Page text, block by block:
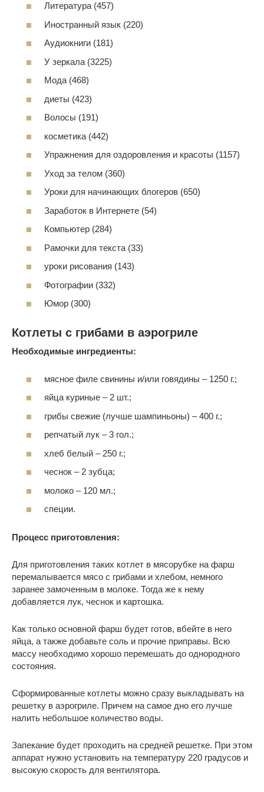
Литература (457)
Иностранный язык (220)
Аудиокниги (181)
У зеркала (3225)
Мода (468)
диеты (423)
Волосы (191)
косметика (442)
Упражнения для оздоровления и красоты (1157)
Уход за телом (360)
Уроки для начинающих блогеров (650)
Заработок в Интернете (54)
Компьютер (284)
Рамочки для текста (33)
уроки рисования (143)
Фотографии (332)
Юмор (300)
Котлеты с грибами в аэрогриле
Необходимые ингредиенты:
мясное филе свинины и/или говядины – 1250 г.;
яйца куриные – 2 шт.;
грибы свежие (лучше шампиньоны) – 400 г.;
репчатый лук – 3 гол.;
хлеб белый – 250 г.;
чеснок – 2 зубца;
молоко – 120 мл.;
специи.
Процесс приготовления:
Для приготовления таких котлет в мясорубке на фарш
перемалывается мясо с грибами и хлебом, немного
заранее замоченным в молоке. Тогда же к нему
добавляется лук, чеснок и картошка.
Как только основной фарш будет готов, вбейте в него
яйца, а также добавьте соль и прочие приправы. Всю
массу необходимо хорошо перемешать до однородного
состояния.
Сформированные котлеты можно сразу выкладывать на
решетку в аэрогриле. Причем на самое дно его лучше
налить небольшое количество воды.
Запекание будет проходить на средней решетке. При этом
аппарат нужно установить на температуру 220 градусов и
высокую скорость для вентилятора.